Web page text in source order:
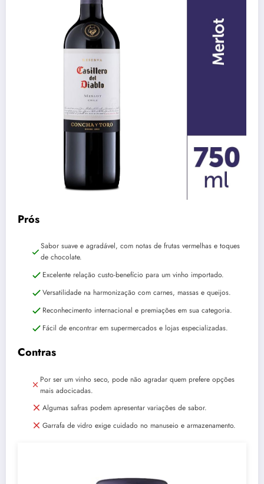
Prós
Sabor suave e agradável, com notas de frutas vermelhas e toques
de chocolate.
Excelente relação custo-benefício para um vinho importado.
Versatilidade na harmonização com carnes, massas e queijos.
Reconhecimento internacional e premiações em sua categoria.
Fácil de encontrar em supermercados e lojas especializadas.
Contras
Por ser um vinho seco, pode não agradar quem prefere opções
mais adocicadas.
Algumas safras podem apresentar variações de sabor.
Garrafa de vidro exige cuidado no manuseio e armazenamento.